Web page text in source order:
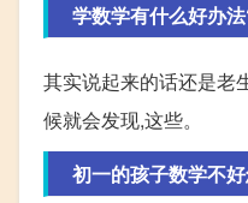
学数学有什么好办
其实说起来的话还是老
候就会发现,这些。
初一的孩子数学不